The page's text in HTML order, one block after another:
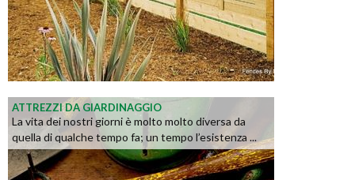
ATTREZZI DA GIARDINAGGIO
La vita dei nostri giorni è molto molto diversa da
quella di qualche tempo fa; un tempo l’esistenza ...